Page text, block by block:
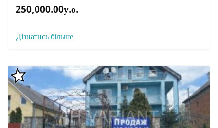
250,000.00у.о.
Дізнатись більше